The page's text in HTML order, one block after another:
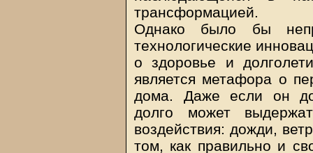
трансформацией.
Однако было бы
технологические
о здоровье и
является метафора о
дома. Даже если он
долго может
воздействия: дожди,
том, как правильно и